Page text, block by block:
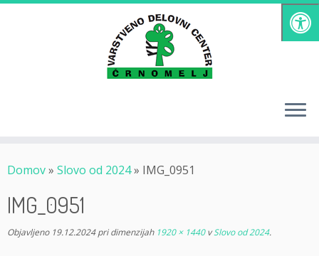
Skoči
Domov» Slovo od 2024» IMG_0951
IMG_0951
Objavljeno 19.12.2024pri dimenzijah1920 × 1440vSlovo od 2024.